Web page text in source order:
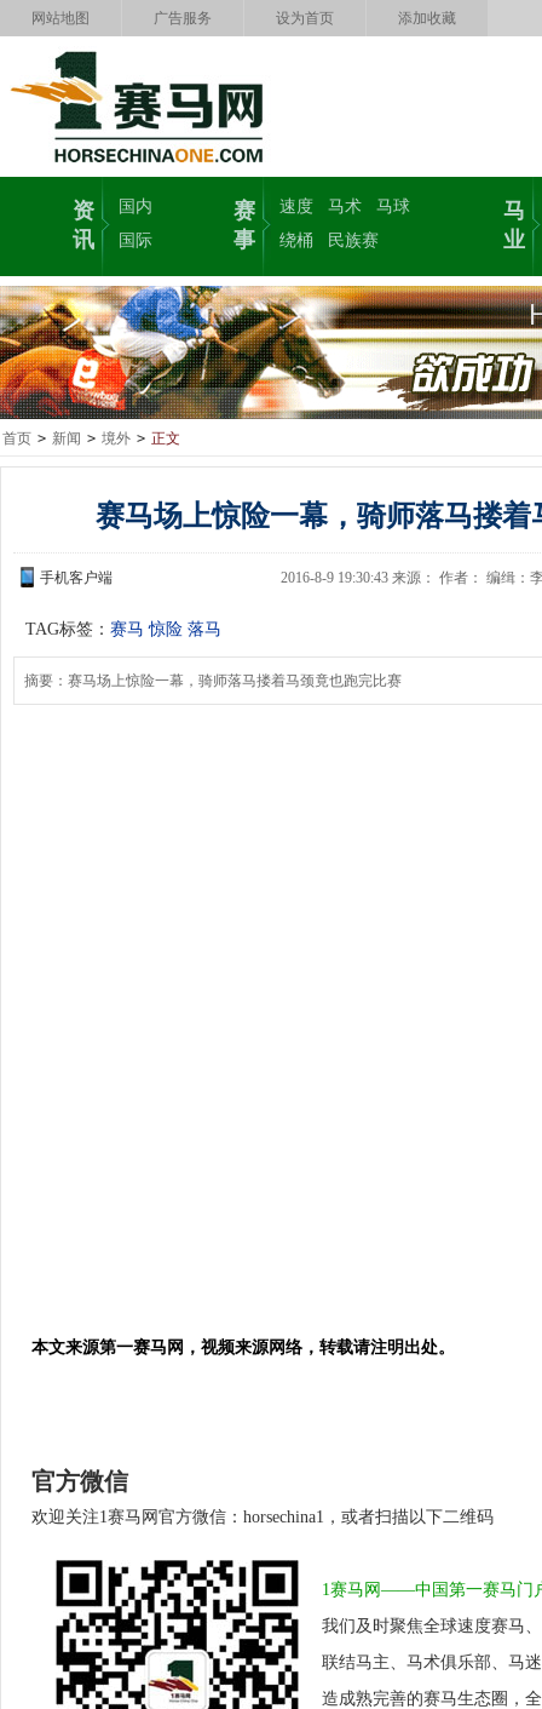
网站地图 广告服务 设为首页 添加收藏
资
讯
国内
国际
赛
事
速度 马术
马球
绕桶
民族赛
马
业
首页 > 新闻 > 境外 > 正文
赛马场上惊险一幕，骑师落马搂着
手机客户端 2016-8-9 19:30:43 来源： 作者： 编缉：
TAG标签： 赛马 惊险 落马
摘要：赛马场上惊险一幕，骑师落马搂着马颈竟也跑完比赛
本文来源第一赛马网，视频来源网络，转载请注明出处。
官方微信
欢迎关注1赛马网官方微信：horsechina1，或者扫描以下二维码
1赛马网——中国第一赛马门
我们及时聚焦全球速度赛马
联结马主、马术俱乐部、马
造成熟完善的赛马生态圈，